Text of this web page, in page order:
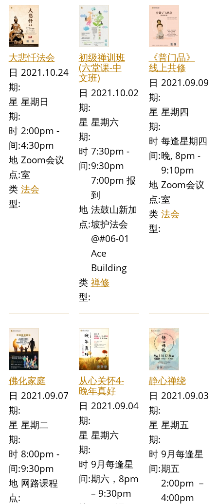
大悲忏法会
日
期:
2021.10.24
星
期:
星期日
时
间:
2:00pm -
4:30pm
地
点:
Zoom会议
室
类
型:
法会
初级禅训班
(六堂课-中
文班)
日
期:
2021.10.02
星
期:
星期六
时
间:
7:30pm -
9:30pm
7:00pm 报
到
地
点:
法鼓山新加
坡护法会
@#06-01
Ace
Building
类
型:
禅修
《普门品》
线上共修
日
期:
2021.09.09
星
期:
星期四
时
间:
每逢星期四
晚, 8pm -
9:10pm
地
点:
Zoom会议
室
类
型:
法会
佛化家庭
日
期:
2021.09.07
星
期:
星期二
时
间:
8:00pm -
9:30pm
地
点:
网路课程
从心关怀4-
晚年真好
日
期:
2021.09.04
星
期:
星期六
时
间:
9月每逢星
期六，8pm
– 9:30pm
静心禅绕
日
期:
2021.09.03
星
期:
星期五
时
间:
9月每逢星
期五
2:00pm －
4:00pm